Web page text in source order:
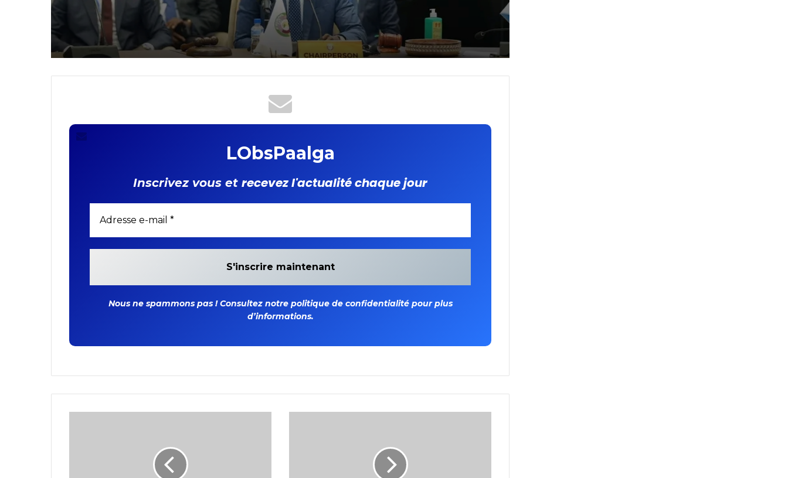
Consultations
diplomatiques
Confédération AES – Russie
: un nouvel élan de
partenariat stratégique
entre les deux parties
deux parties
LObsPaalga
Inscrivez vous et recevez l'actualité chaque jour
Nous ne spammons pas ! Consultez notre politique de confidentialité pour plus
d’informations.